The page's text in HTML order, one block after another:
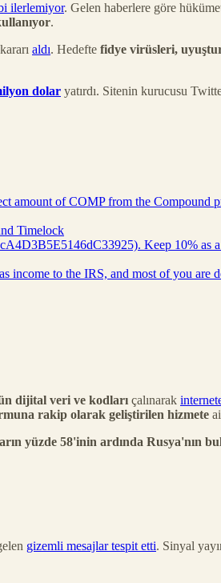
ilerlemiyor. Gelen haberlere göre
.
aldı. Hedefte fidye virüsleri,
dolar yatırdı. Sitenin kurucusu
amount of COMP from the Compound
Timelock
Keep 10% as
income to the IRS, and most of you are
dijital veri ve kodları çalınarak
rakip olarak geliştirilen hizmete
yüzde 58'inin ardında Rusya'nın
gizemli mesajlar tespit etti. Sinyal